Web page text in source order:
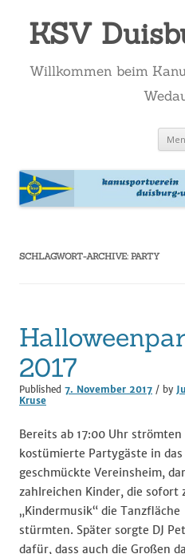
KSV
Willkommen beim
SCHLAGWORT-ARCHIVE: PARTY
2017
Published 7. November 2017 / by
Kruse
Bereits ab 17:00 Uhr strömten
kostümierte Partygäste in das
geschmückte Vereinsheim,
zahlreichen Kinder, die sofort
„Kindermusik“ die Tanzfläche
stürmten. Später sorgte DJ
dafür, dass auch die Großen